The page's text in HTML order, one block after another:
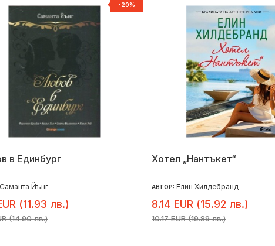
-20%
в Единбург
Саманта Йънг
(11.93 лв.)
(14.90 лв.)
Хотел „Нантъкет“
АВТОР: Елин Хилдебранд
8.14 EUR (15.92 лв.)
10.17 EUR (19.89 лв.)